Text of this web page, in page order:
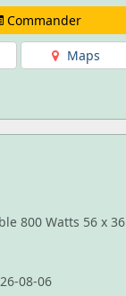
Commander
Maps
800 Watts 56 x 36
08-06